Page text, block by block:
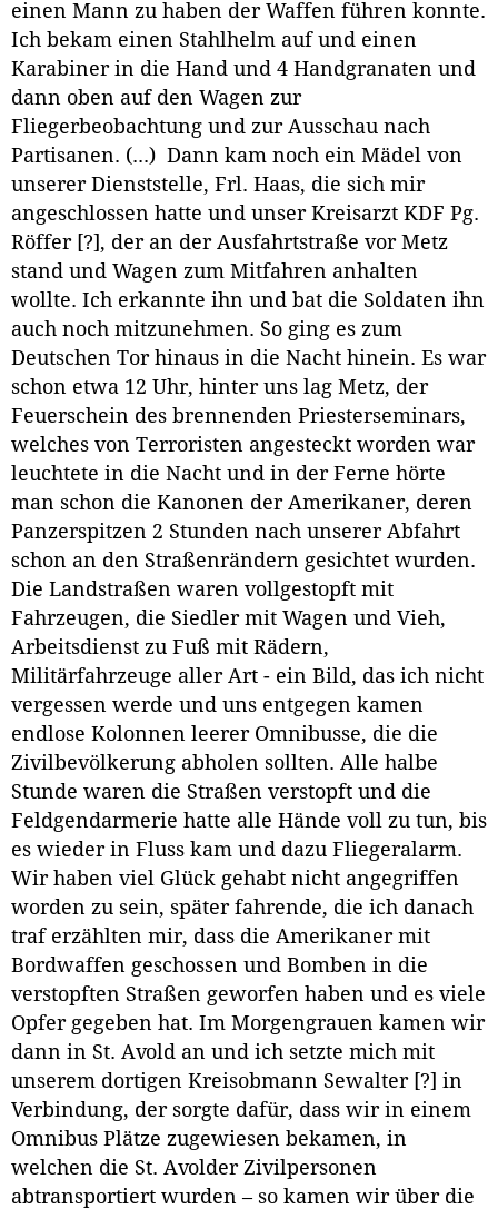
einen Mann zu haben der Waffen führen konnte.
Ich bekam einen Stahlhelm auf und einen
Karabiner in die Hand und 4 Handgranaten und
dann oben auf den Wagen zur
Fliegerbeobachtung und zur Ausschau nach
Partisanen. (...) Dann kam noch ein Mädel von
unserer Dienststelle, Frl. Haas, die sich mir
angeschlossen hatte und unser Kreisarzt KDF Pg.
Röffer [?], der an der Ausfahrtstraße vor Metz
stand und Wagen zum Mitfahren anhalten
wollte. Ich erkannte ihn und bat die Soldaten ihn
auch noch mitzunehmen. So ging es zum
Deutschen Tor hinaus in die Nacht hinein. Es war
schon etwa 12 Uhr, hinter uns lag Metz, der
Feuerschein des brennenden Priesterseminars,
welches von Terroristen angesteckt worden war
leuchtete in die Nacht und in der Ferne hörte
man schon die Kanonen der Amerikaner, deren
Panzerspitzen 2 Stunden nach unserer Abfahrt
schon an den Straßenrändern gesichtet wurden.
Die Landstraßen waren vollgestopft mit
Fahrzeugen, die Siedler mit Wagen und Vieh,
Arbeitsdienst zu Fuß mit Rädern,
Militärfahrzeuge aller Art - ein Bild, das ich nicht
vergessen werde und uns entgegen kamen
endlose Kolonnen leerer Omnibusse, die die
Zivilbevölkerung abholen sollten. Alle halbe
Stunde waren die Straßen verstopft und die
Feldgendarmerie hatte alle Hände voll zu tun, bis
es wieder in Fluss kam und dazu Fliegeralarm.
Wir haben viel Glück gehabt nicht angegriffen
worden zu sein, später fahrende, die ich danach
traf erzählten mir, dass die Amerikaner mit
Bordwaffen geschossen und Bomben in die
verstopften Straßen geworfen haben und es viele
Opfer gegeben hat. Im Morgengrauen kamen wir
dann in St. Avold an und ich setzte mich mit
unserem dortigen Kreisobmann Sewalter [?] in
Verbindung, der sorgte dafür, dass wir in einem
Omnibus Plätze zugewiesen bekamen, in
welchen die St. Avolder Zivilpersonen
abtransportiert wurden – so kamen wir über die